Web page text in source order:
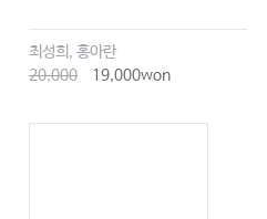
최성희, 홍아란
20,000
19,000won